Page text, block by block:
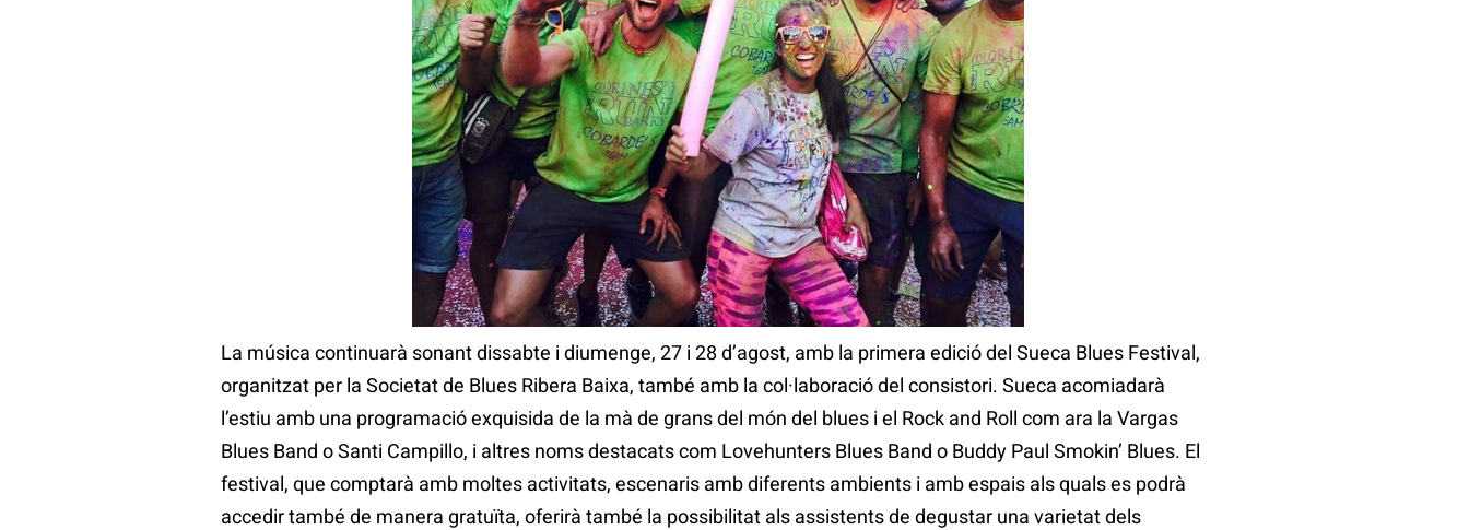
La música continuarà sonant dissabte i diumenge, 27 i 28 d’agost, amb la primera edició del Sueca Blues Festival,
organitzat per la Societat de Blues Ribera Baixa, també amb la col·laboració del consistori. Sueca acomiadarà
l’estiu amb una programació exquisida de la mà de grans del món del blues i el Rock and Roll com ara la Vargas
Blues Band o Santi Campillo, i altres noms destacats com Lovehunters Blues Band o Buddy Paul Smokin’ Blues. El
festival, que comptarà amb moltes activitats, escenaris amb diferents ambients i amb espais als quals es podrà
accedir també de manera gratuïta, oferirà també la possibilitat als assistents de degustar una varietat dels